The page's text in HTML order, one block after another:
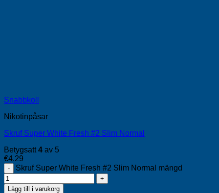
Snabbkoll
Nikotinpåsar
Skruf Super White Fresh #2 Slim Normal
Betygsatt4 av 5
€4.29
Skruf Super White Fresh #2 Slim Normal mängd
Lägg till i varukorg